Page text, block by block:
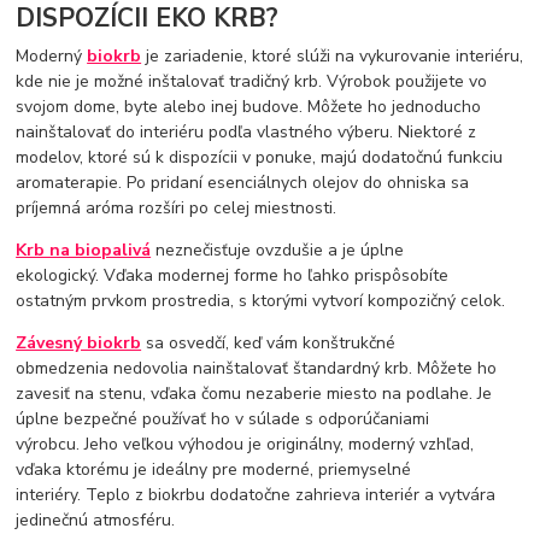
DISPOZÍCII EKO KRB?
Moderný biokrb je zariadenie, ktoré slúži na vykurovanie interiéru,
kde nie je možné inštalovať tradičný krb. Výrobok použijete vo
svojom dome, byte alebo inej budove. Môžete ho jednoducho
nainštalovať do interiéru podľa vlastného výberu. Niektoré z
modelov, ktoré sú k dispozícii v ponuke, majú dodatočnú funkciu
aromaterapie. Po pridaní esenciálnych olejov do ohniska sa
príjemná aróma rozšíri po celej miestnosti.
Krb na biopalivá neznečisťuje ovzdušie a je úplne
ekologický. Vďaka modernej forme ho ľahko prispôsobíte
ostatným prvkom prostredia, s ktorými vytvorí kompozičný celok.
Závesný biokrb sa osvedčí, keď vám konštrukčné
obmedzenia nedovolia nainštalovať štandardný krb. Môžete ho
zavesiť na stenu, vďaka čomu nezaberie miesto na podlahe. Je
úplne bezpečné používať ho v súlade s odporúčaniami
výrobcu. Jeho veľkou výhodou je originálny, moderný vzhľad,
vďaka ktorému je ideálny pre moderné, priemyselné
interiéry. Teplo z biokrbu dodatočne zahrieva interiér a vytvára
jedinečnú atmosféru.